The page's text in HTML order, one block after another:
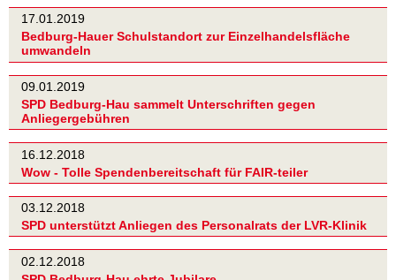
17.01.2019
Bedburg-Hauer Schulstandort zur Einzelhandelsfläche
umwandeln
09.01.2019
SPD Bedburg-Hau sammelt Unterschriften gegen
Anliegergebühren
16.12.2018
Wow - Tolle Spendenbereitschaft für FAIR-teiler
03.12.2018
SPD unterstützt Anliegen des Personalrats der LVR-Klinik
02.12.2018